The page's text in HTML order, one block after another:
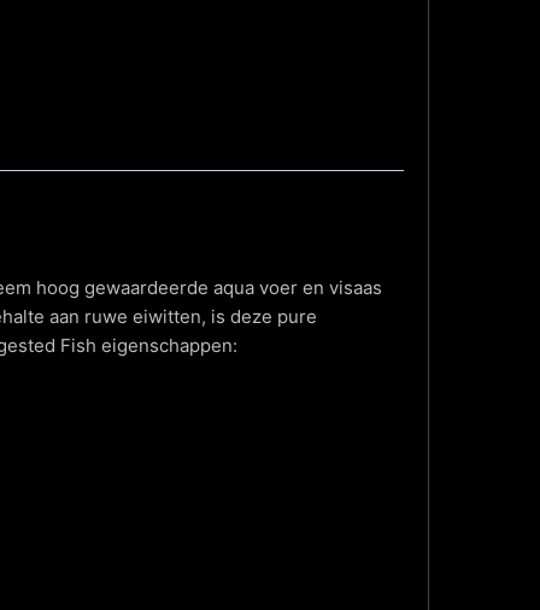
hoog gewaardeerde aqua voer en visaas
aan ruwe eiwitten, is deze pure
Fish eigenschappen: